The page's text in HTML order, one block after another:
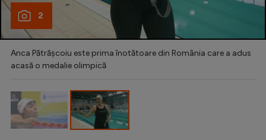
Creează cont
2
Anca Pătrășcoiu este prima înotătoare din România care a adus
acasă o medalie olimpică